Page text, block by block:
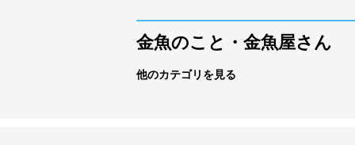
金魚のこと・金魚屋さん
他のカテゴリを見る